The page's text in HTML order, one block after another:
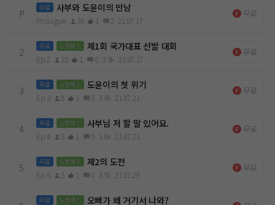
P
무료 사부와 도윤이의 만남
Prologue 30 1 2 21.07.17
무료
2
무료 노벨패스 제1회 국가대표 선발 대회
Ep.2 15 1 0 3.5k 21.07.17
무료
3
무료 노벨패스 도윤이의 첫 위기
Ep.3 8 1 0 3.4k 21.07.21
무료
4
무료 노벨패스 사부님 저 할 말 있어요.
Ep.4 5 1 0 3.6k 21.07.21
무료
5
무료 노벨패스 제2의 도전
Ep.5 5 1 0 3.5k 21.07.29
무료
무료 노벨패스 오빠가 왜 거기서 나와?